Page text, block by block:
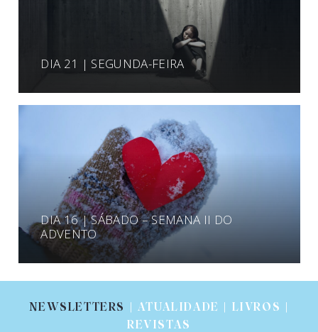
DIA 21 | SEGUNDA-FEIRA
DIA 16 | SÁBADO – SEMANA II DO
ADVENTO
NEWSLETTERS
| ATUALIDADE | LIVROS |
REVISTAS